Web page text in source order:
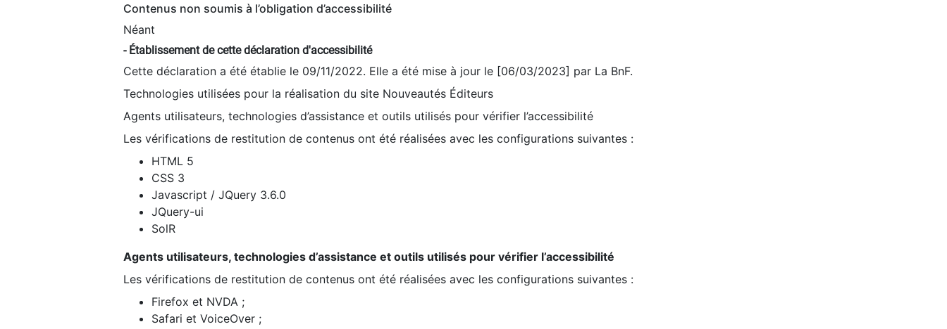
Contenus non soumis à l’obligation d’accessibilité
Néant
- Établissement de cette déclaration d'accessibilité
Cette déclaration a été établie le 09/11/2022. Elle a été mise à jour le [06/03/2023] par La BnF.
Technologies utilisées pour la réalisation du site Nouveautés Éditeurs
Agents utilisateurs, technologies d’assistance et outils utilisés pour vérifier l’accessibilité
Les vérifications de restitution de contenus ont été réalisées avec les configurations suivantes :
HTML 5
CSS 3
Javascript / JQuery 3.6.0
JQuery-ui
SolR
Agents utilisateurs, technologies d’assistance et outils utilisés pour vérifier l’accessibilité
Les vérifications de restitution de contenus ont été réalisées avec les configurations suivantes :
Firefox et NVDA ;
Safari et VoiceOver ;